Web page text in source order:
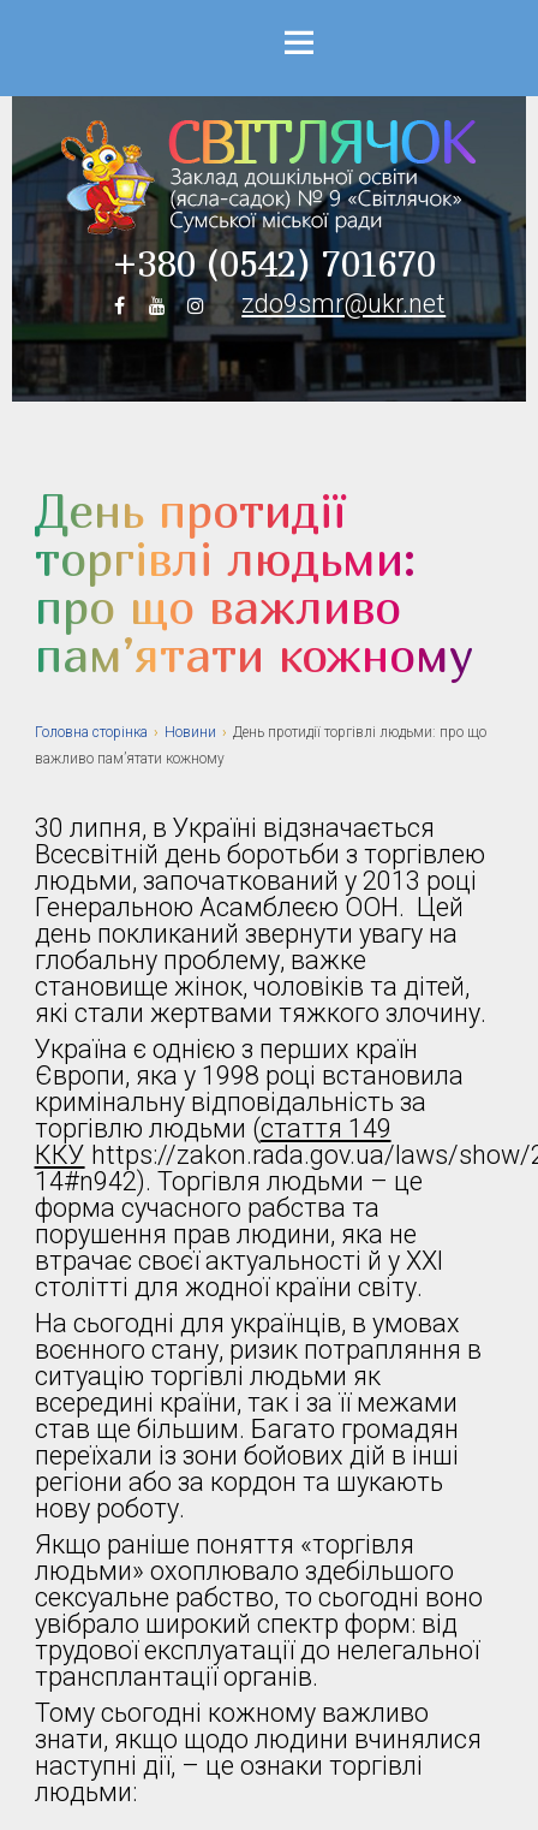
+380 (0542) 701670
zdo9smr@ukr.net
Menu
День протидії
торгівлі людьми:
про що важливо
пам’ятати кожному
Головна сторiнка › Новини › День протидії торгівлі людьми: про що
важливо пам’ятати кожному
30 липня, в Україні відзначається
Всесвітній день боротьби з торгівлею
людьми, започаткований у 2013 році
Генеральною Асамблеєю ООН. Цей
день покликаний звернути увагу на
глобальну проблему, важке
становище жінок, чоловіків та дітей,
які стали жертвами тяжкого злочину.
Україна є однією з перших країн
Європи, яка у 1998 році встановила
кримінальну відповідальність за
торгівлю людьми (стаття 149
ККУ https://zakon.rada.gov.ua/laws/show/
14#n942). Торгівля людьми – це
форма сучасного рабства та
порушення прав людини, яка не
втрачає своєї актуальності й у XXI
столітті для жодної країни світу.
На сьогодні для українців, в умовах
воєнного стану, ризик потрапляння в
ситуацію торгівлі людьми як
всередині країни, так і за її межами
став ще більшим. Багато громадян
переїхали із зони бойових дій в інші
регіони або за кордон та шукають
нову роботу.
Якщо раніше поняття «торгівля
людьми» охоплювало здебільшого
сексуальне рабство, то сьогодні воно
увібрало широкий спектр форм: від
трудової експлуатації до нелегальної
трансплантації органів.
Тому сьогодні кожному важливо
знати, якщо щодо людини вчинялися
наступні дії, – це ознаки торгівлі
людьми: